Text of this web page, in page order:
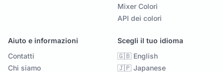
Mixer Colori
API dei colori
Aiuto e informazioni
Contatti
Chi siamo
Scegli il tuo idioma
🇬🇧 English
🇯🇵 Japanese